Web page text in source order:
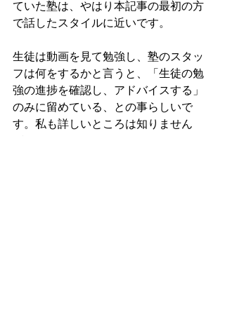
ていた塾は、やはり本記事の最初の方
で話したスタイルに近いです。
生徒は動画を見て勉強し、塾のスタッ
フは何をするかと言うと、「生徒の勉
強の進捗を確認し、アドバイスする」
のみに留めている、との事らしいで
す。私も詳しいところは知りません